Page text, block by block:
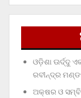
ଓଡ଼ିଶା ଊର୍ଦ୍ଦୁ
ରବୀନ୍ଦ୍ର
ଅକ୍ଷର ଓ